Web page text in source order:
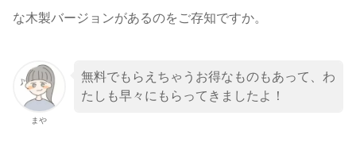
な木製バージョンがあるのをご存知ですか。
まや
無料でもらえちゃうお得なものもあって、わ
たしも早々にもらってきましたよ！